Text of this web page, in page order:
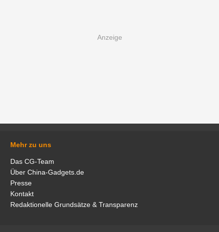
Mehr zu uns
Das CG-Team
Über China-Gadgets.de
Presse
Kontakt
Redaktionelle Grundsätze & Transparenz